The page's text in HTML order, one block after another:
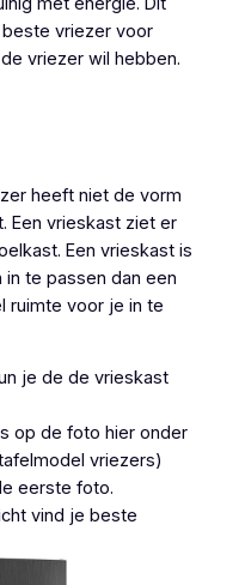
vriezer voor
vriezer wil hebben.
heeft niet de vorm
Een vrieskast ziet er
Een vrieskast is
te passen dan een
ruimte voor je in te
je de de vrieskast
op de foto hier onder
vriezers)
eerste foto.
vind je beste